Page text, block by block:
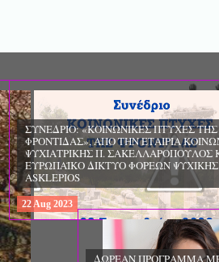
ΣΥΝΕΔΡΙΟ: «ΚΟΙΝΩΝΙΚΕΣ
ΦΡΟΝΤΙΔΑΣ», ΑΠΟ ΤΗΝ
ΨΥΧΙΑΤΡΙΚΗΣ Π.
EΥΡΩΠΑΪΚΟ ΔΙΚΤΥΟ ΦΟΡΕΩΝ
ΥΓΕΙΑΣ ΑSKLEPIOS
22Aug 2023
ΔΩΡΕΑΝ ΠΡΟΓΡΑΜΜΑ